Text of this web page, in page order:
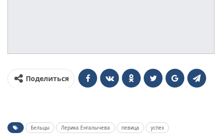
Поделиться
Бельцы Лерика Енгалычева певица успех